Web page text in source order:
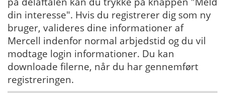
din interesse". Hvis du registrerer dig som ny
bruger, valideres dine informationer af
Mercell indenfor normal arbjedstid og du vil
modtage login informationer. Du kan
downloade filerne, når du har gennemført
registreringen.